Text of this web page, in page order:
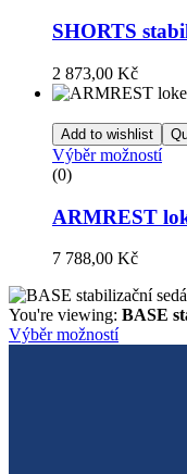
SHORTS
2 873,00 Kč
Add to wishlist
Výběr možností
(0)
ARMREST
7 788,00 Kč
You're viewing: BASE
Výběr možností